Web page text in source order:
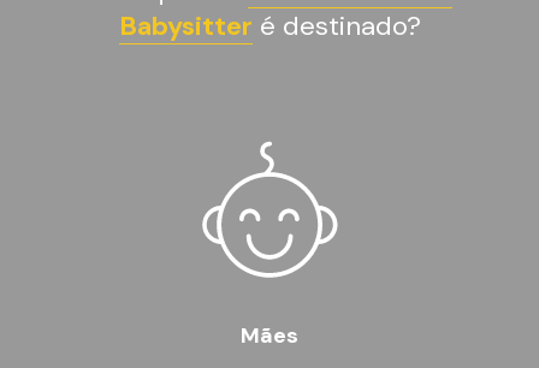
Babysitter é destinado?
Mães